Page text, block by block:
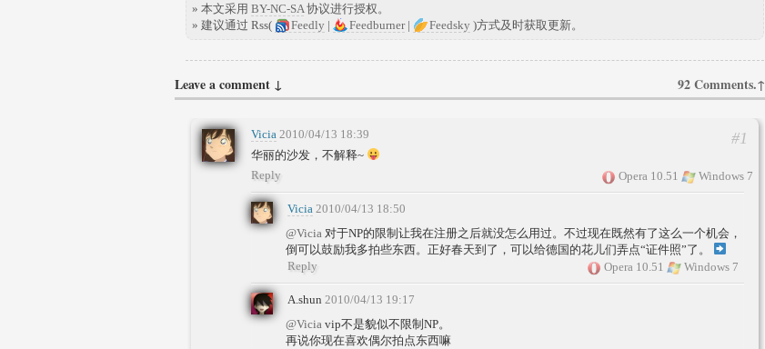
» 本文采用 BY-NC-SA协议进行授权。
» 建议通过 Rss(
Feedly | Feedburner| Feedsky )方式及时获取更新。
Leave a comment ↓ 92 Comments.↑
Vicia 2010/04/13 18:39
华丽的沙发，不解释~
Opera 10.51
Windows 7
#1
Reply
Vicia 2010/04/13 18:50
@Vicia 对于NP的限制让我在注册之后就没怎么用过。不过现在既然有了这么一个机会，
倒可以鼓励我多拍些东西。正好春天到了，可以给德国的花儿们弄点“证件照”了。
Opera 10.51
Windows 7
Reply
A.shun 2010/04/13 19:17
@Vicia vip不是貌似不限制NP。
再说你现在喜欢偶尔拍点东西嘛